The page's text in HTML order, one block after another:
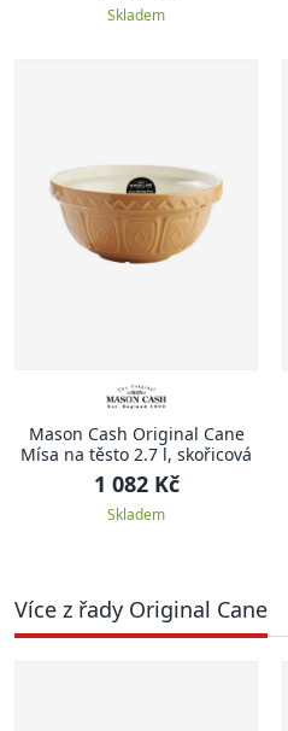
Skladem
Mason Cash Original Cane
Mísa na těsto 2.7 l, skořicová
1 082 Kč
Skladem
Více z řady Original Cane